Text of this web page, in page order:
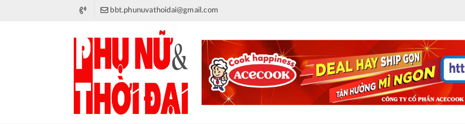
bbt.phunuvathoidai@gmail.com